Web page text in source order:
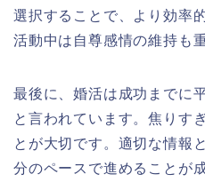
選択することで、より効率
活動中は自尊感情の維持も
最後に、婚活は成功までに
と言われています。焦りす
とが大切です。適切な情報
分のペースで進めることが